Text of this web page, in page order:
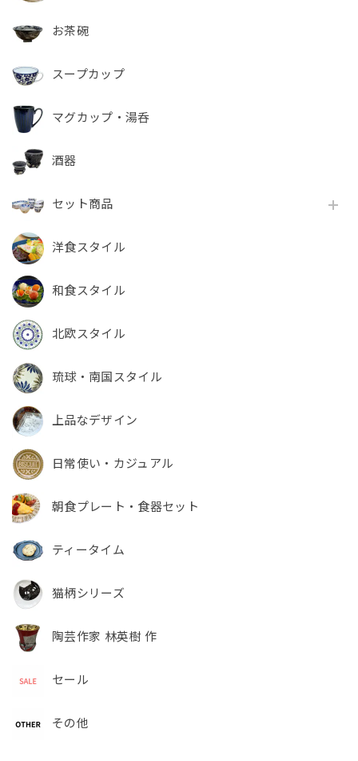
お茶碗
スープカップ
マグカップ・湯呑
酒器
セット商品
洋食スタイル
和食スタイル
北欧スタイル
琉球・南国スタイル
上品なデザイン
日常使い・カジュアル
朝食プレート・食器セット
ティータイム
猫柄シリーズ
陶芸作家 林英樹 作
セール
その他